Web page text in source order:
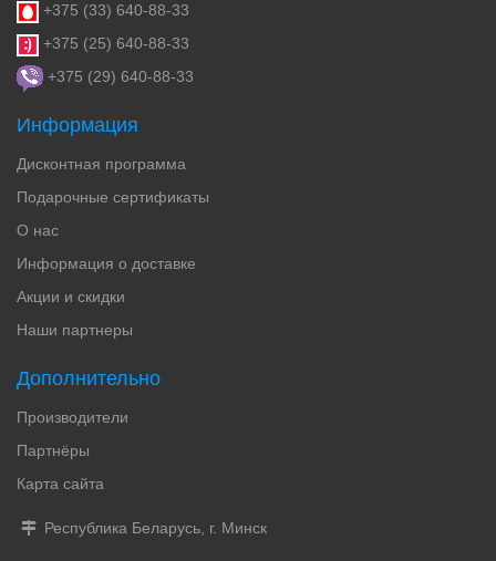
+375 (33) 640-88-33
+375 (25) 640-88-33
+375 (29) 640-88-33
Информация
Дисконтная программа
Подарочные сертификаты
О нас
Информация о доставке
Акции и скидки
Наши партнеры
Дополнительно
Производители
Партнёры
Карта сайта
Республика Беларусь, г. Минск